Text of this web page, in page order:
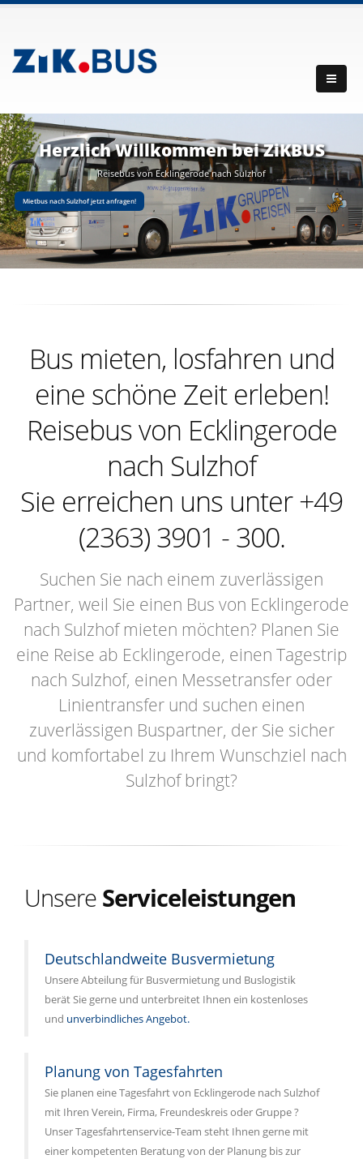
Herzlich Willkommen bei ZiKBUS
Reisebus von Ecklingerode nach Sulzhof
Mietbus nach Sulzhof jetzt anfragen!
Bus mieten, losfahren und
eine schöne Zeit erleben!
Reisebus von Ecklingerode
nach Sulzhof
Sie erreichen uns unter +49
(2363) 3901 - 300.
Suchen Sie nach einem zuverlässigen
Partner, weil Sie einen Bus von Ecklingerode
nach Sulzhof mieten möchten? Planen Sie
eine Reise ab Ecklingerode, einen Tagestrip
nach Sulzhof, einen Messetransfer oder
Linientransfer und suchen einen
zuverlässigen Buspartner, der Sie sicher
und komfortabel zu Ihrem Wunschziel nach
Sulzhof bringt?
Unsere Serviceleistungen
Deutschlandweite Busvermietung
Unsere Abteilung für Busvermietung und Buslogistik
berät Sie gerne und unterbreitet Ihnen ein kostenloses
und unverbindliches Angebot.
Planung von Tagesfahrten
Sie planen eine Tagesfahrt von Ecklingerode nach Sulzhof
mit Ihren Verein, Firma, Freundeskreis oder Gruppe ?
Unser Tagesfahrtenservice-Team steht Ihnen gerne mit
einer kompetenten Beratung von der Planung bis zur